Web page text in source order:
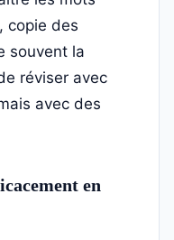
copie des
souvent la
réviser avec
avec des
en